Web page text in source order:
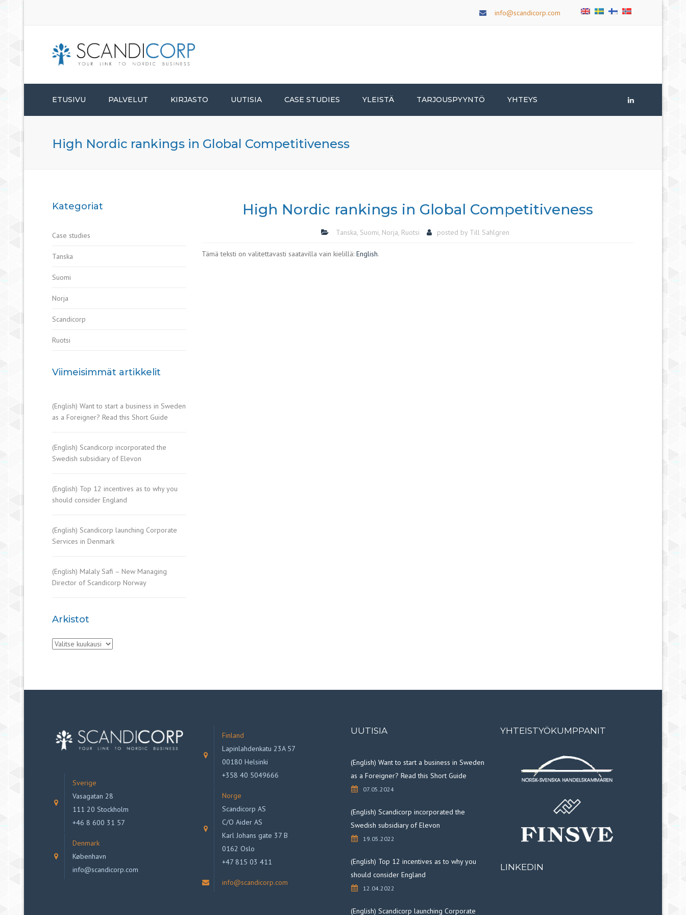
info@scandicorp.com
ETUSIVU PALVELUT
HALLINTOPALVELUT
KIRJASTO UUTISIA CASE STUDIES YLEISTÄ TARJOUSPYYNTÖ YHTEYS LinkedIn
High Nordic rankings in Global Competitiveness
Kategoriat
Case studies
Tanska
Suomi
Norja
Scandicorp
Ruotsi
Viimeisimmät artikkelit
(English) Want to start a business in Sweden
as a Foreigner? Read this Short Guide
(English) Scandicorp incorporated the
Swedish subsidiary of Elevon
(English) Top 12 incentives as to why you
should consider England
(English) Scandicorp launching Corporate
Services in Denmark
(English) Malaly Safi – New Managing
Director of Scandicorp Norway
Arkistot
Arkistot
High Nordic rankings in Global Competitiveness
Tanska, Suomi, Norja, Ruotsi posted by Till Sahlgren
Tämä teksti on valitettavasti saatavilla vain kielillä: English.
Sverige
Vasagatan 28
111 20 Stockholm
+46 8 600 31 57
Denmark
København
info@scandicorp.com
Finland
Lapinlahdenkatu 23A 57
00180 Helsinki
+358 40 5049666
Norge
Scandicorp AS
C/O Aider AS
Karl Johans gate 37 B
0162 Oslo
+47 815 03 411
info@scandicorp.com
UUTISIA
(English) Want to start a business in Sweden
as a Foreigner? Read this Short Guide
07.05.2024
(English) Scandicorp incorporated the
Swedish subsidiary of Elevon
19.05.2022
(English) Top 12 incentives as to why you
should consider England
12.04.2022
(English) Scandicorp launching Corporate
YHTEISTYÖKUMPPANIT
LINKEDIN